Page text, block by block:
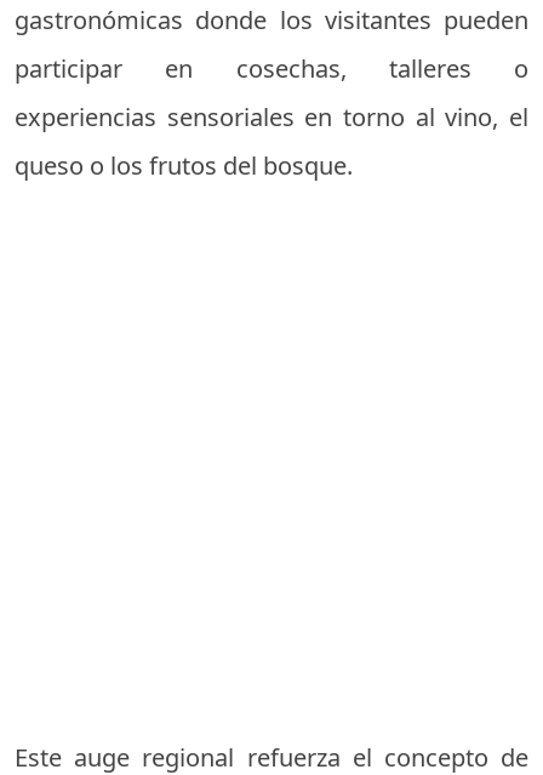
gastronómicas donde los visitantes pueden
participar en cosechas, talleres o
experiencias sensoriales en torno al vino, el
queso o los frutos del bosque.
Este auge regional refuerza el concepto de